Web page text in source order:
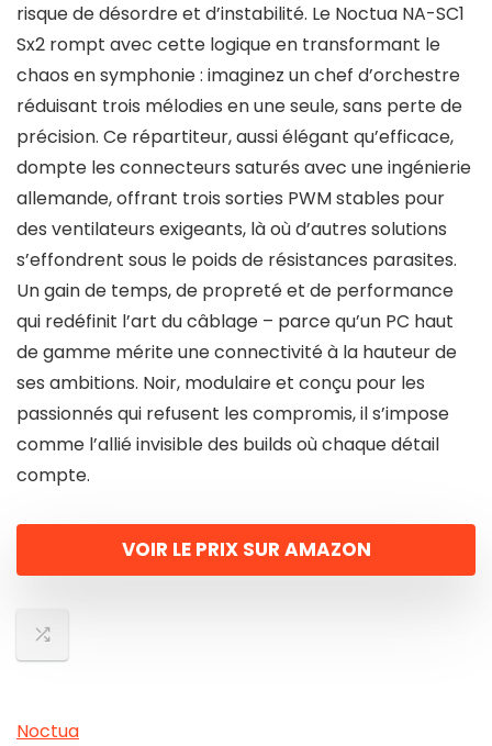
risque de désordre et d’instabilité. Le Noctua NA-SC1
Sx2 rompt avec cette logique en transformant le
chaos en symphonie : imaginez un chef d’orchestre
réduisant trois mélodies en une seule, sans perte de
précision. Ce répartiteur, aussi élégant qu’efficace,
dompte les connecteurs saturés avec une ingénierie
allemande, offrant trois sorties PWM stables pour
des ventilateurs exigeants, là où d’autres solutions
s’effondrent sous le poids de résistances parasites.
Un gain de temps, de propreté et de performance
qui redéfinit l’art du câblage – parce qu’un PC haut
de gamme mérite une connectivité à la hauteur de
ses ambitions. Noir, modulaire et conçu pour les
passionnés qui refusent les compromis, il s’impose
comme l’allié invisible des builds où chaque détail
compte.
VOIR LE PRIX SUR AMAZON
Noctua